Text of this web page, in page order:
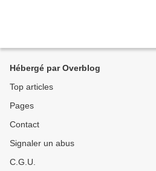
Hébergé par Overblog
Top articles
Pages
Contact
Signaler un abus
C.G.U.